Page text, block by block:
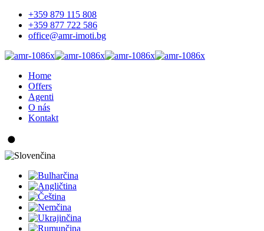
+359 879 115 808
+359 877 722 586
office@amr-imoti.bg
Home
Offers
Agenti
O nás
Kontakt